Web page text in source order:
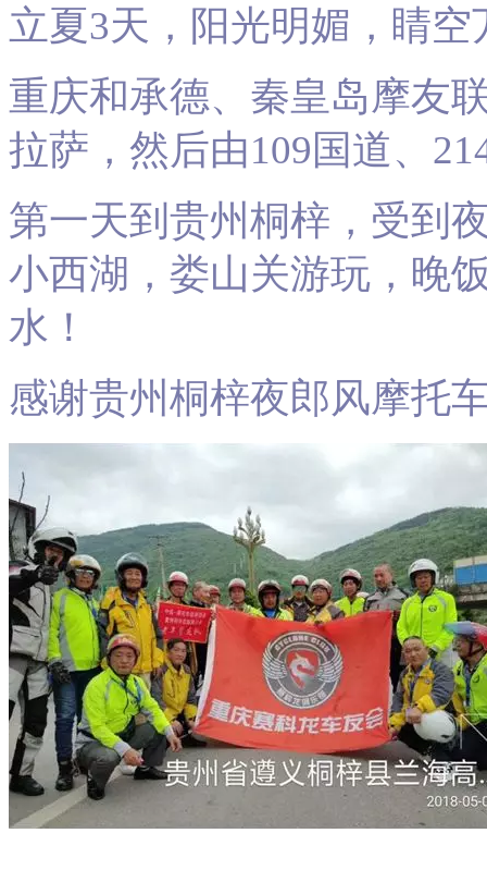
立夏3天，阳光明媚，睛
重庆和承德、秦皇岛摩友
拉萨，然后由109国道、
第一天到贵州桐梓，受到
小西湖，娄山关游玩，晚
水！
感谢贵州桐梓夜郎风摩托